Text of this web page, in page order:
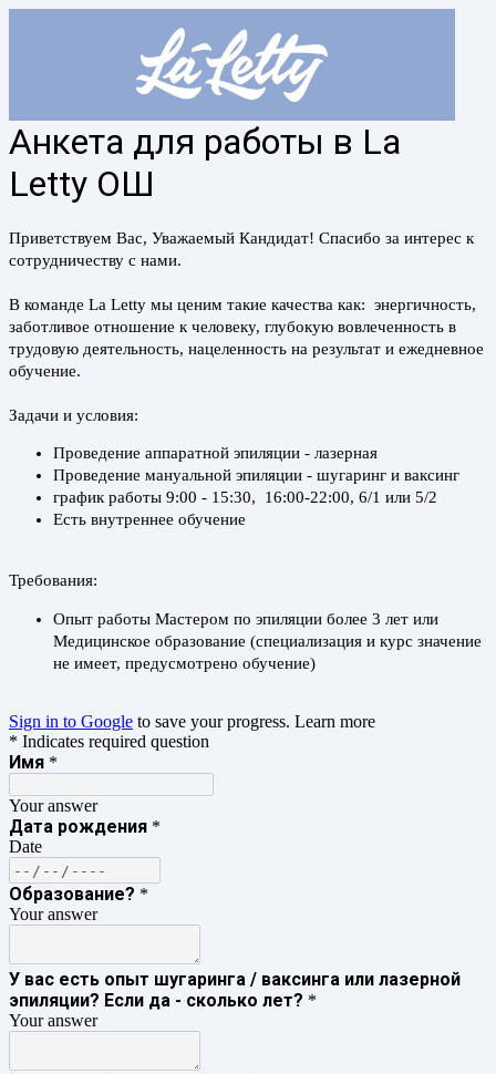
Анкета для работы в La
Letty ОШ
Приветствуем Вас, Уважаемый Кандидат! Спасибо за интерес к
сотрудничеству с нами.
В команде La Letty мы ценим такие качества как: энергичность,
заботливое отношение к человеку, глубокую вовлеченность в
трудовую деятельность, нацеленность на результат и ежедневное
обучение.
Задачи и условия:
Проведение аппаратной эпиляции - лазерная
Проведение мануальной эпиляции - шугаринг и ваксинг
график работы 9:00 - 15:30, 16:00-22:00, 6/1 или 5/2
Есть внутреннее обучение
Требования:
Опыт работы Мастером по эпиляции более 3 лет или
Медицинское образование (специализация и курс значение
не имеет, предусмотрено обучение)
Sign in to Google to save your progress. Learn more
* Indicates required question
Имя *
Your answer
Дата рождения *
Date
Образование? *
Your answer
У вас есть опыт шугаринга / ваксинга или лазерной
эпиляции? Если да - сколько лет? *
Your answer